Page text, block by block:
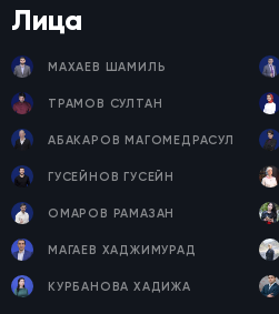
Лица
МАХАЕВ ШАМИЛЬ
ТРАМОВ СУЛТАН
АБАКАРОВ МАГОМЕДРАСУЛ
ГУСЕЙНОВ ГУСЕЙН
ОМАРОВ РАМАЗАН
МАГАЕВ ХАДЖИМУРАД
КУРБАНОВА ХАДИЖА